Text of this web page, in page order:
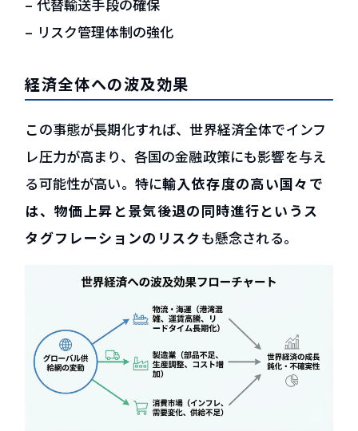
– 代替輸送手段の確保
– リスク管理体制の強化
経済全体への波及効果
この事態が長期化すれば、世界経済全体でインフ
レ圧力が高まり、各国の金融政策にも影響を与え
る可能性が高い。特に輸入依存度の高い国々で
は、物価上昇と景気後退の同時進行というス
タグフレーションのリスク も懸念される。